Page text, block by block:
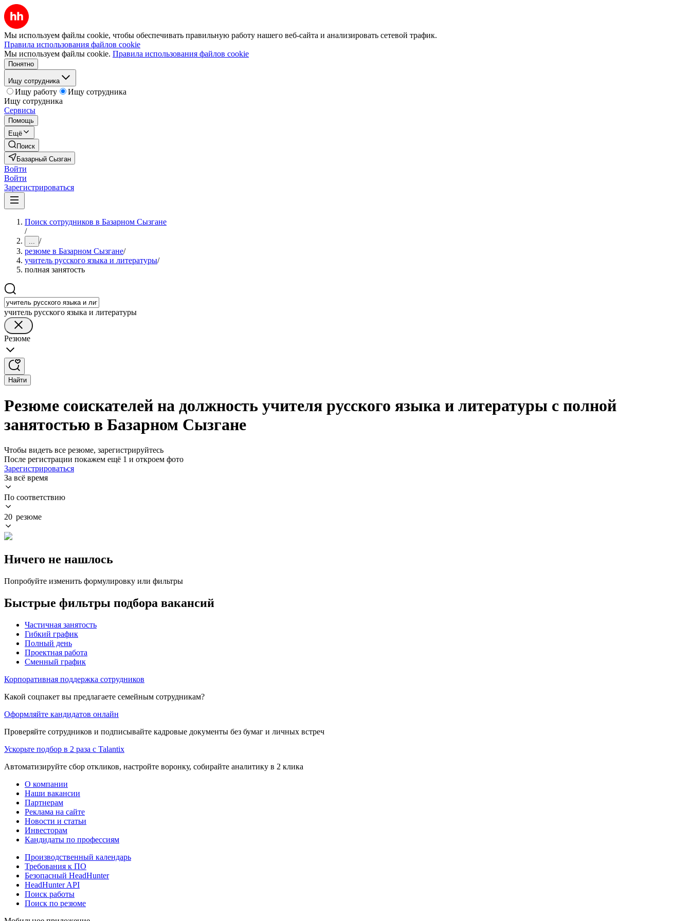
Мы используем файлы cookie, чтобы обеспечивать правильную работу нашего веб-сайта и анализировать сетевой трафик.
Правила использования файлов cookie
Мы используем файлы cookie. Правила использования файлов cookie
Понятно
Ищу сотрудника
Ищу работу
Ищу сотрудника
Ищу сотрудника
Сервисы
Помощь
Ещё
Поиск
Базарный Сызган
Войти
Войти
Зарегистрироваться
Поиск сотрудников в Базарном Сызгане
/
... /
резюме в Базарном Сызгане/
учитель русского языка и литературы/
полная занятость
учитель русского языка и литературы
Резюме
Найти
Резюме соискателей на должность учителя русского языка и литературы с полной
занятостью в Базарном Сызгане
Чтобы видеть все резюме, зарегистрируйтесь
После регистрации покажем ещё 1 и откроем фото
Зарегистрироваться
За всё время
По соответствию
20 резюме
Ничего не нашлось
Попробуйте изменить формулировку или фильтры
Быстрые фильтры подбора вакансий
Частичная занятость
Гибкий график
Полный день
Проектная работа
Сменный график
Корпоративная поддержка сотрудников
Какой соцпакет вы предлагаете семейным сотрудникам?
Оформляйте кандидатов онлайн
Проверяйте сотрудников и подписывайте кадровые документы без бумаг и личных встреч
Ускорьте подбор в 2 раза с Talantix
Автоматизируйте сбор откликов, настройте воронку, собирайте аналитику в 2 клика
О компании
Наши вакансии
Партнерам
Реклама на сайте
Новости и статьи
Инвесторам
Кандидаты по профессиям
Производственный календарь
Требования к ПО
Безопасный HeadHunter
HeadHunter API
Поиск работы
Поиск по резюме